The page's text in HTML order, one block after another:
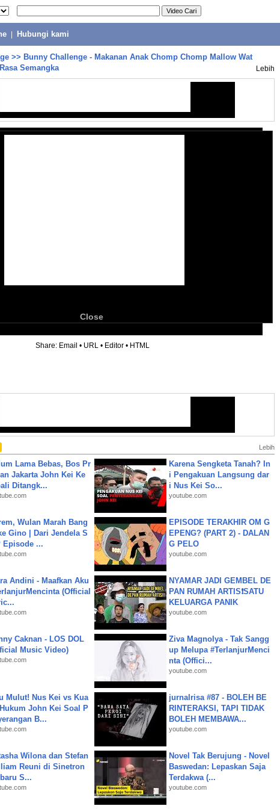
Hubungi kami
>> Bunny Challenge - Makanan Anak Chomp Chomp Mallow Wat
Semangka
Lebih
Close
Share: Email • URL • Editor • HTML
Lebih
Lama Bebas, Bos Pr
Jakarta John Kei Ke
Ditangk...
Karena Sengketa Tanah? In
i Pengakuan Langsung dar
i Nus Kei So...
youtube.com
Wulan Marah Bang
Gino | Dari Jendela S
Episode ...
EPISODE TERAKHIR OM G
EPENG? (PART 2) - DALAN
G PELO
youtube.com
Andini - Maafkan Aku
(Official
NYAMAR JADI GEMBEL DE
PAN RUMAH ARTIS❗SATU
KELUARGA PANIK
youtube.com
Caknan - LOS DOL
Music Video)
Ziva Magnolya - Tak Sangg
up Melupa #TerlanjurMenci
nta (Offici...
youtube.com
Mulut! Nus Kei vs Kua
John Kei Soal P
B...
jurnalrisa #87 - BOLEH BE
RINTERAKSI, TAPI TIDAK
BOLEH MEMBAWA...
youtube.com
Wilona dan Stefan
Reuni di Sinetron
S...
Novel Tak Berujung - Novel
Baswedan: Lepaskan Saja
Terdakwa (...
youtube.com